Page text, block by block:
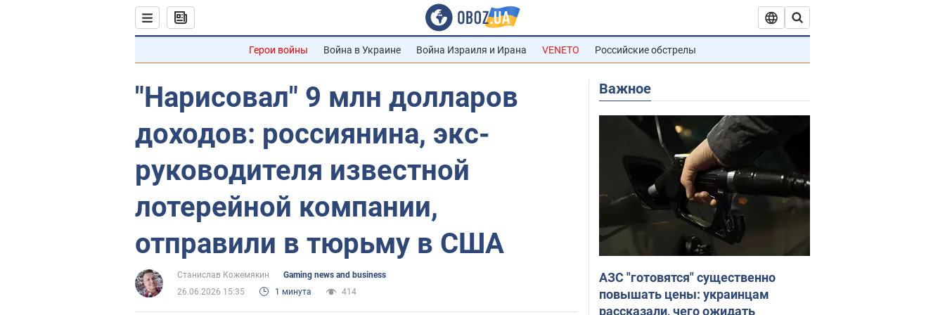
Герои войны Война в Украине Война Израиля и Ирана VENETO Российские обстрелы
"Нарисовал" 9 млн долларов
доходов: россиянина, экс-
руководителя известной
лотерейной компании,
отправили в тюрьму в США
Станислав Кожемякин
Gaming news and business
26.06.2026 15:35
1 минута 414
Важное
АЗС "готовятся" существенно
повышать цены: украинцам
рассказали, чего ожидать